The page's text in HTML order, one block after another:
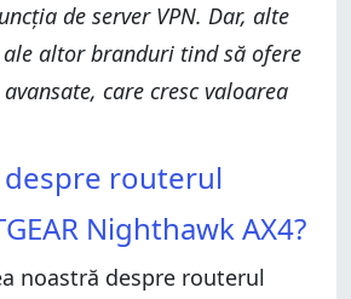
de server VPN. Dar, alte
altor branduri tind să ofere
care cresc valoarea
despre routerul
Nighthawk AX4?
noastră despre routerul